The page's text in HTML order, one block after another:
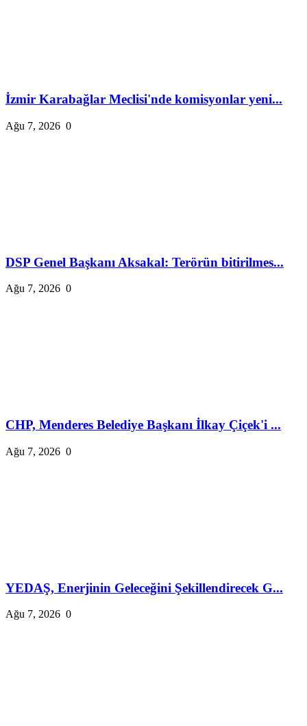
İzmir Karabağlar Meclisi'nde komisyonlar yeni...
Ağu 7, 2026 0
DSP Genel Başkanı Aksakal: Terörün bitirilmes...
Ağu 7, 2026 0
CHP, Menderes Belediye Başkanı İlkay Çiçek'i ...
Ağu 7, 2026 0
YEDAŞ, Enerjinin Geleceğini Şekillendirecek G...
Ağu 7, 2026 0